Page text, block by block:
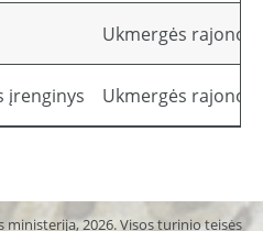
Ukmergės rajono
įrenginys Ukmergės rajono
2026. Visos turinio teisės